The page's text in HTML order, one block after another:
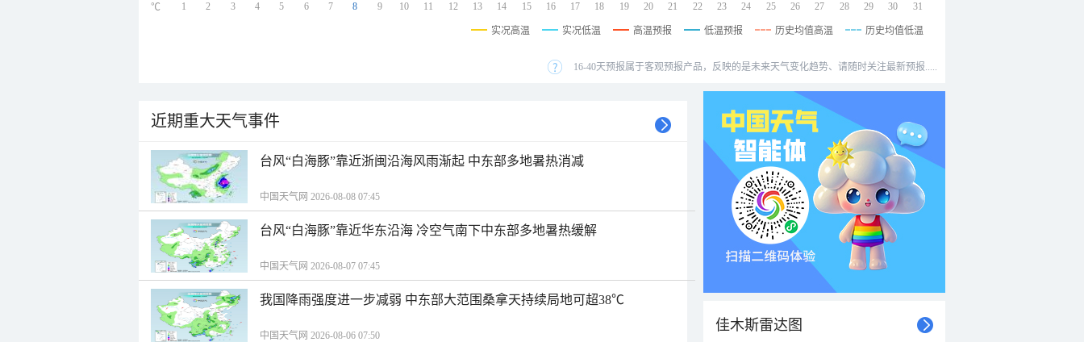
1 2 3 4 5 6 7 8 9 10 11 12 13 14 15 16 17 18 19 20 21 22 23 24 25 26 27 28 29 30 31
℃
实况高温 实况低温 高温预报 低温预报 历史均值高温 历史均值低温
16-40天预报属于客观预报产品，反映的是未来天气变化趋势、请随时关注最新预报.....
近期重大天气事件
台风“白海豚”靠近浙闽沿海风雨渐起 中东部多地暑热消减
中国天气网 2026-08-08 07:45
台风“白海豚”靠近华东沿海 冷空气南下中东部多地暑热缓解
中国天气网 2026-08-07 07:45
我国降雨强度进一步减弱 中东部大范围桑拿天持续局地可超38℃
中国天气网 2026-08-06 07:50
佳木斯雷达图